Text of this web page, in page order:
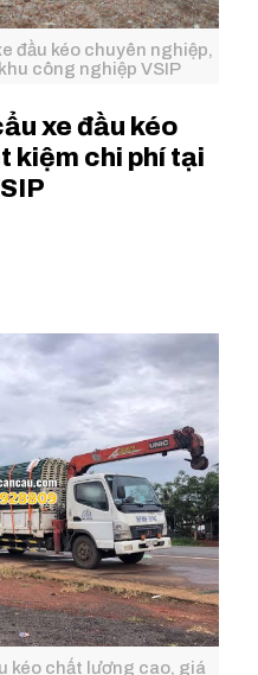
đầu kéo chuyên nghiệp,
công nghiệp VSIP
xe đầu kéo
kiệm chi phí tại
kéo chất lượng cao, giá